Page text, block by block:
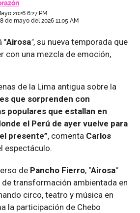
2026 6:27 PM
de mayo del 2026 11:05 AM
"Airosa", su nueva temporada que
con una mezcla de emoción,
de la Lima antigua sobre la
que sorprenden con
populares que estallan en
el Perú de ayer vuelve para
presente”, comenta Carlos
espectáculo.
de Pancho Fierro, "Airosa"
transformación ambientada en
circo, teatro y música en
la participación de Chebo